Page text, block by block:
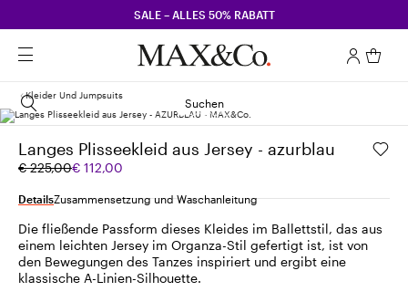
SALE – ALLES 50% RABATT
Suchen
Kleider Und Jumpsuits
Langes Plisseekleid aus Jersey - azurblau
€ 225,00€ 112,00
Ursprünglicher
€
Aktueller
€
DetailsZusammensetzung und Waschanleitung
Die fließende Passform dieses Kleides im Ballettstil, das aus
einem leichten Jersey im Organza-Stil gefertigt ist, ist von
den Bewegungen des Tanzes inspiriert und ergibt eine
klassische A-Linien-Silhouette.